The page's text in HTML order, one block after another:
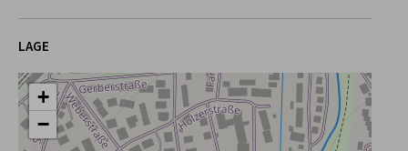
LAGE
+
−